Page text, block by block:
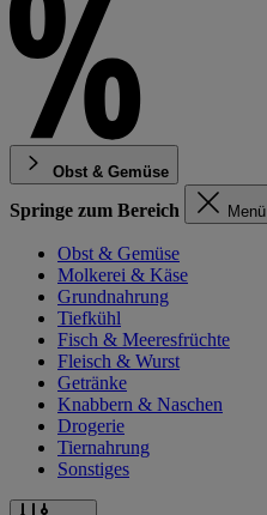
Obst & Gemüse
Springe zum Bereich
Obst & Gemüse
Molkerei & Käse
Grundnahrung
Tiefkühl
Fisch & Meeresfrüchte
Fleisch & Wurst
Getränke
Knabbern & Naschen
Drogerie
Tiernahrung
Sonstiges